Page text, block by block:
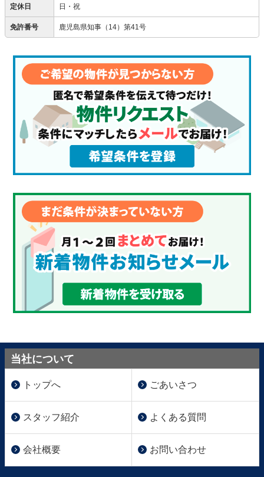
定休日 日・祝
免許番号 鹿児島県知事（14）第41号
当社について
トップへ ごあいさつ
スタッフ紹介 よくある質問
会社概要 お問い合わせ